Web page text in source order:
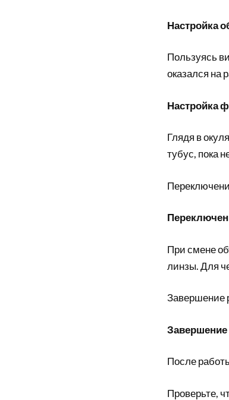
Настройка
Пользуясь
оказался на
Настройка
Глядя в
тубус, пока
При смене
линзы. Для
Завершение
После
Проверьте,